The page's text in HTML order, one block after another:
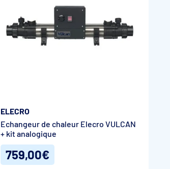
ELECRO
Echangeur de chaleur Elecro VULCAN
+ kit analogique
759,00€